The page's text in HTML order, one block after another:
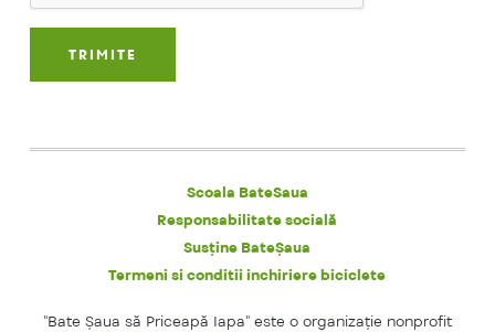
Scoala BateSaua
Responsabilitate socială
Susține BateȘaua
Termeni si conditii inchiriere biciclete
"Bate Şaua să Priceapă Iapa" este o organizaţie nonprofit